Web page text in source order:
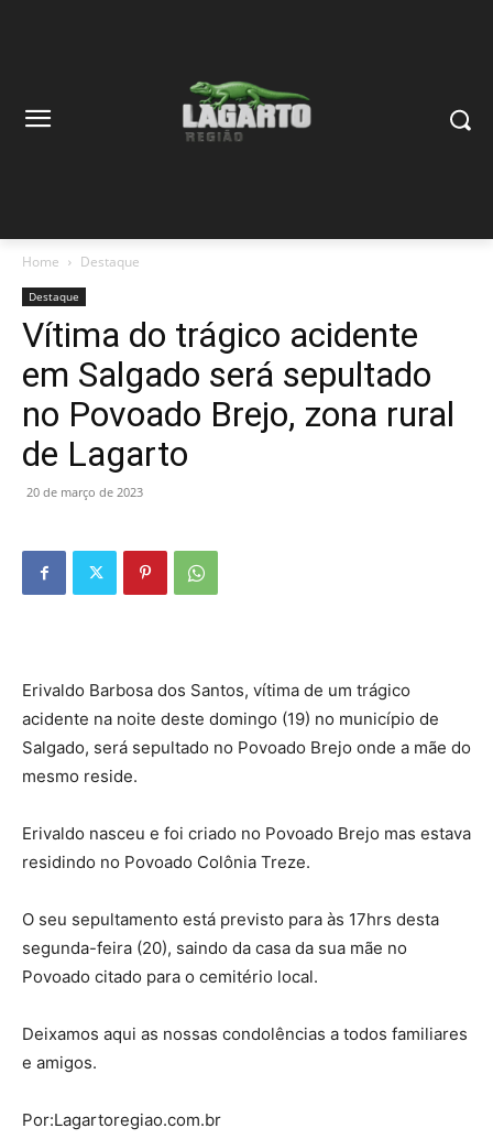
Home Destaque
Destaque
Vítima do trágico acidente
em Salgado será sepultado
no Povoado Brejo, zona rural
de Lagarto
20 de março de 2023
Erivaldo Barbosa dos Santos, vítima de um trágico
acidente na noite deste domingo (19) no município de
Salgado, será sepultado no Povoado Brejo onde a mãe do
mesmo reside.
Erivaldo nasceu e foi criado no Povoado Brejo mas estava
residindo no Povoado Colônia Treze.
O seu sepultamento está previsto para às 17hrs desta
segunda-feira (20), saindo da casa da sua mãe no
Povoado citado para o cemitério local.
Deixamos aqui as nossas condolências a todos familiares
e amigos.
Por:Lagartoregiao.com.br